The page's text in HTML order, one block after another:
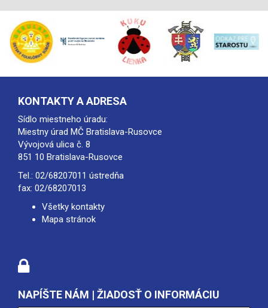
KONTAKTY A ADRESA
Sídlo miestneho úradu:
Miestny úrad MČ Bratislava-Rusovce
Vývojová ulica č. 8
851 10 Bratislava-Rusovce
Tel.: 02/68207011 ústredňa
fax: 02/68207013
Všetky kontakty
Mapa stránok
NAPÍŠTE NÁM | ŽIADOSŤ O INFORMÁCIU